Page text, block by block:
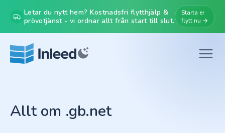
Letar du nytt hem? Kostnadsfri flytthjälp &
prövotjänst - vi ordnar allt från start till slut.
Starta er
flytt nu →
Allt om .gb.net